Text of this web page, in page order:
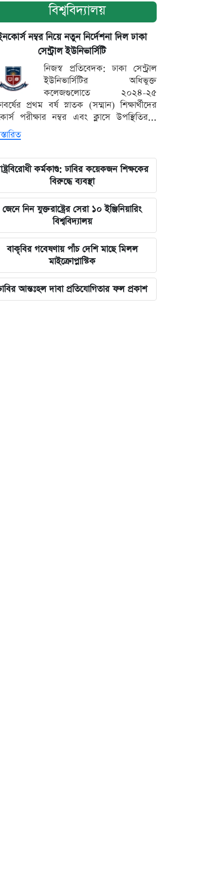
বিশ্ববিদ্যালয়
নম্বর নিয়ে নতুন নির্দেশনা দিল ঢাকা
সেন্ট্রাল ইউনিভার্সিটি
নিজস্ব প্রতিবেদক: ঢাকা সেন্ট্রাল
ইউনিভার্সিটির অধিভুক্ত
কলেজগুলোতে ২০২৪-২৫
প্রথম বর্ষ স্নাতক (সম্মান) শিক্ষার্থীদের
পরীক্ষার নম্বর এবং ক্লাসে উপস্থিতির...
কর্মকাণ্ড: ঢাবির কয়েকজন শিক্ষকের
বিরুদ্ধে ব্যবস্থা
জেনে নিন যুক্তরাষ্ট্রের সেরা ১০ ইঞ্জিনিয়ারিং
বিশ্ববিদ্যালয়
বাকৃবির গবেষণায় পাঁচ দেশি মাছে মিলল
মাইক্রোপ্লাস্টিক
আন্তঃহল দাবা প্রতিযোগিতার ফল প্রকাশ